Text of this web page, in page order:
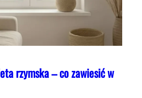
rzymska – co zawiesić w